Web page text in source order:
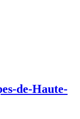
de-Haute-